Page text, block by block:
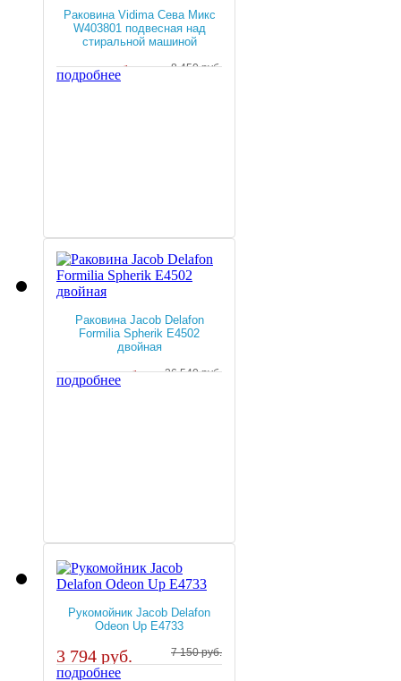
Раковина Vidima Сева Микс
W403801 подвесная над
стиральной машиной
8 450 руб.
4 168 руб.
подробнее
Раковина Jacob Delafon
Formilia Spherik E4502
двойная
26 540 руб.
14 633 руб.
подробнее
Рукомойник Jacob Delafon
Odeon Up E4733
7 150 руб.
3 794 руб.
подробнее